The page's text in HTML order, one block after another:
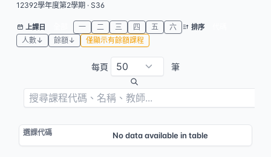
12392學年度第2學期 · S36
上課日 一 二 三 四 五 六 排序
人數↓
餘額↓ 僅顯示有餘額課程
每頁 筆
No data available in table